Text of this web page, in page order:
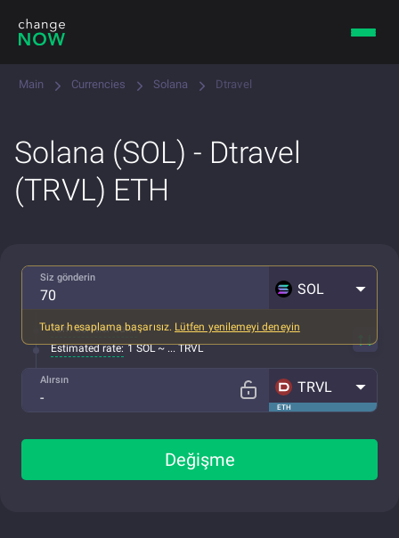
Main Currencies Solana Dtravel
Solana (SOL) - Dtravel
(TRVL) ETH
Siz gönderin
SOL
Tutar hesaplama başarısız. Lütfen yenilemeyi deneyin
Tüm ücretler dahil
Estimated rate: 1 SOL ~ ... TRVL
Alırsın
ETH
TRVL
Değişme